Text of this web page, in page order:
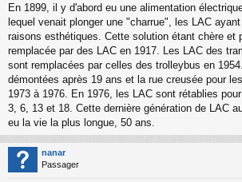
n
n
l
u
En 1899, il y d'abord eu une alimentation
lequel venait plonger une "charrue", les LAC
raisons esthétiques. Cette solution étant chère et
remplacée par des LAC en 1917. Les LAC des
sont remplacées par celles des trolleybus en
démontées après 19 ans et la rue creusée pour
1973 à 1976. En 1976, les LAC sont rétablies
3, 6, 13 et 18. Cette dernière génération de LAC
eu la vie la plus longue, 50 ans.
nanar
Passager